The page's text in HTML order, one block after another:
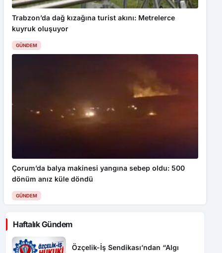
Trabzon’da dağ kızağına turist akını: Metrelerce
kuyruk oluşuyor
GÜNDEM
Çorum’da balya makinesi yangına sebep oldu: 500
dönüm anız küle döndü
GÜNDEM
Haftalık Gündem
Özçelik-İş Sendikası’ndan “Algı